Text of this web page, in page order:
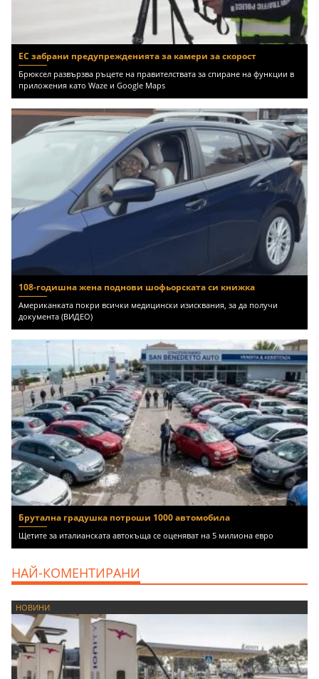
ЕС забрани предупрежденията за камери за скорост
Брюксел развързва ръцете на правителствата за спиране на функции в
приложения като Waze и Google Maps
108-годишна жена поднови шофьорската си книжка
Американката покри всички медицински изисквания, за да получи
документа (ВИДЕО)
Брутална градушка потроши 1000 автомобила
Щетите за италианската автокъща се оценяват на 5 милиона евро
НАЙ-КОМЕНТИРАНИ
НОВИНИ